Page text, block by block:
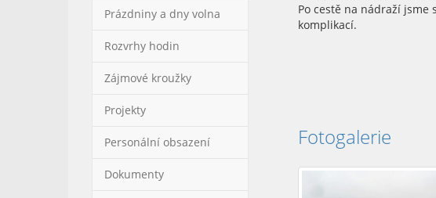
Prázdniny a dny volna
Rozvrhy hodin
Zájmové kroužky
Projekty
Personální obsazení
Dokumenty
Po cestě na nádraží
komplikací.
Fotogalerie